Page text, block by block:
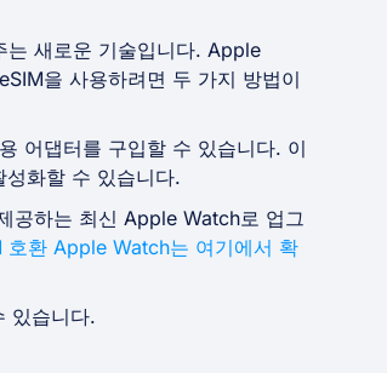
는 새로운 기술입니다. Apple
을 사용하려면 두 가지 방법이
어댑터를 구입할 수 있습니다. 이
화할 수 있습니다.
공하는 최신 Apple Watch로 업그
호환 Apple Watch는 여기에서 확
있습니다.